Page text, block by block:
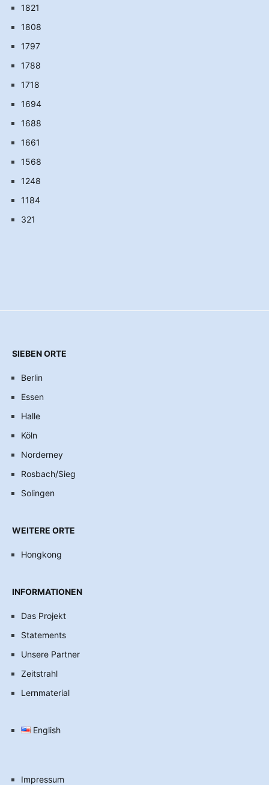
1821
1808
1797
1788
1718
1694
1688
1661
1568
1248
1184
321
SIEBEN ORTE
Berlin
Essen
Halle
Köln
Norderney
Rosbach/Sieg
Solingen
WEITERE ORTE
Hongkong
INFORMATIONEN
Das Projekt
Statements
Unsere Partner
Zeitstrahl
Lernmaterial
English
Impressum